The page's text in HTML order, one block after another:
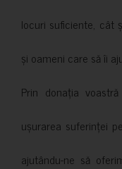
locuri suficiente, cât
și oameni care să îi
Prin donația
ușurarea suferinței
ajutându-ne să